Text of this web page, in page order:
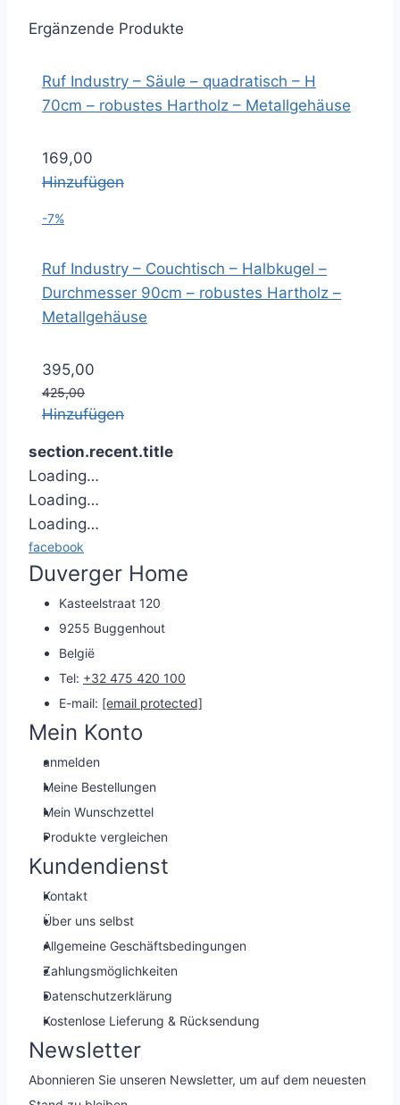
Ergänzende Produkte
Ruf Industry – Säule – quadratisch – H
70cm – robustes Hartholz – Metallgehäuse
169,00
Hinzufügen
-7%
Ruf Industry – Couchtisch – Halbkugel –
Durchmesser 90cm – robustes Hartholz –
Metallgehäuse
395,00
425,00
Hinzufügen
section.recent.title
Loading…
Loading…
Loading…
facebook
Duverger Home
Kasteelstraat 120
9255 Buggenhout
België
Tel: +32 475 420 100
E-mail: [email protected]
Mein Konto
anmelden
Meine Bestellungen
Mein Wunschzettel
Produkte vergleichen
Kundendienst
Kontakt
Über uns selbst
Allgemeine Geschäftsbedingungen
Zahlungsmöglichkeiten
Datenschutzerklärung
Kostenlose Lieferung & Rücksendung
Newsletter
Abonnieren Sie unseren Newsletter, um auf dem neuesten